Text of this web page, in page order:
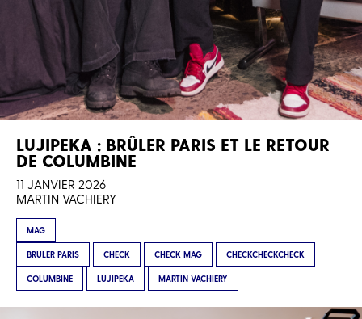
LUJIPEKA : BRÛLER PARIS ET LE RETOUR
DE COLUMBINE
11 JANVIER 2026
MARTIN VACHIERY
MAG
BRULER PARIS CHECK CHECK MAG CHECKCHECKCHECK
COLUMBINE LUJIPEKA MARTIN VACHIERY